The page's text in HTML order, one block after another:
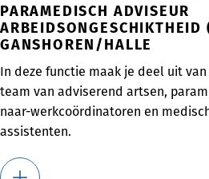
PARAMEDISCH ADVISEUR
GANSHOREN/HALLE
In deze functie maak je deel uit
team van adviserend artsen,
naar-werkcoördinatoren en
assistenten.